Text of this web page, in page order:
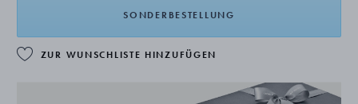
SONDERBESTELLUNG
ZUR WUNSCHLISTE HINZUFÜGEN